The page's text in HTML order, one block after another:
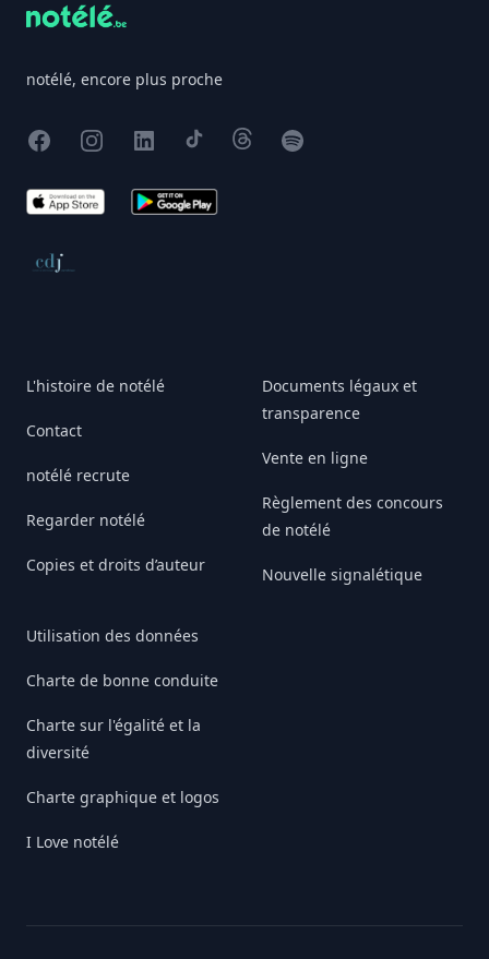
notélé, encore plus proche
FacebookInstagram
X TikTokThreadsSpotify
App Store Google Play
Conseil de déontologie journalistique
L'histoire de notélé
Contact
notélé recrute
Regarder notélé
Copies et droits d’auteur
Utilisation des données
Charte de bonne conduite
Charte sur l'égalité et la
diversité
Charte graphique et logos
I Love notélé
Documents légaux et
transparence
Vente en ligne
Règlement des concours
de notélé
Nouvelle signalétique